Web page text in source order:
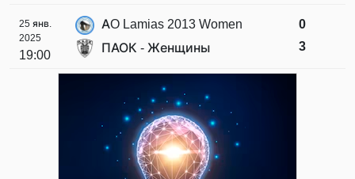
25 янв.
2025
19:00
AO Lamias 2013 Women
ПАОК - Женщины
0
3